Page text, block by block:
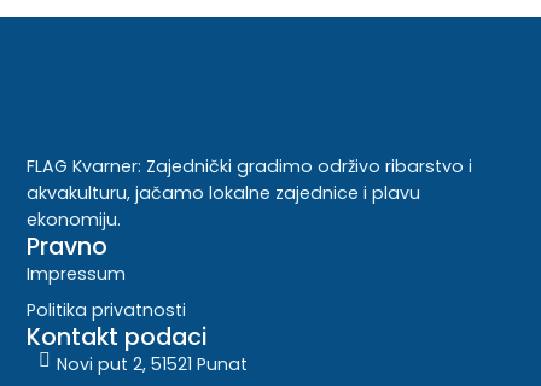
FLAG Kvarner: Zajednički gradimo održivo ribarstvo i
akvakulturu, jačamo lokalne zajednice i plavu
ekonomiju.
Pravno
Impressum
Politika privatnosti
Kontakt podaci
Novi put 2, 51521 Punat